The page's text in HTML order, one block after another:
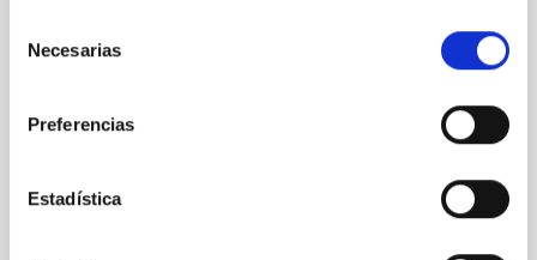
Necesarias
Preferencias
Estadística
In a magnetically dominated model of star formation,
we expect to see alignments between the magnetic
cloud-scale magnetic field. A. Pandhi et al. showed
with respect to the larger-scale magnetic